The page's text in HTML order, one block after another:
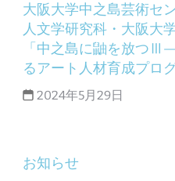
大阪大学中之島芸術セ
人文学研究科・大阪大
「中之島に鼬を放つ
るアート人材育成プロ
2024年5月29日
お知らせ